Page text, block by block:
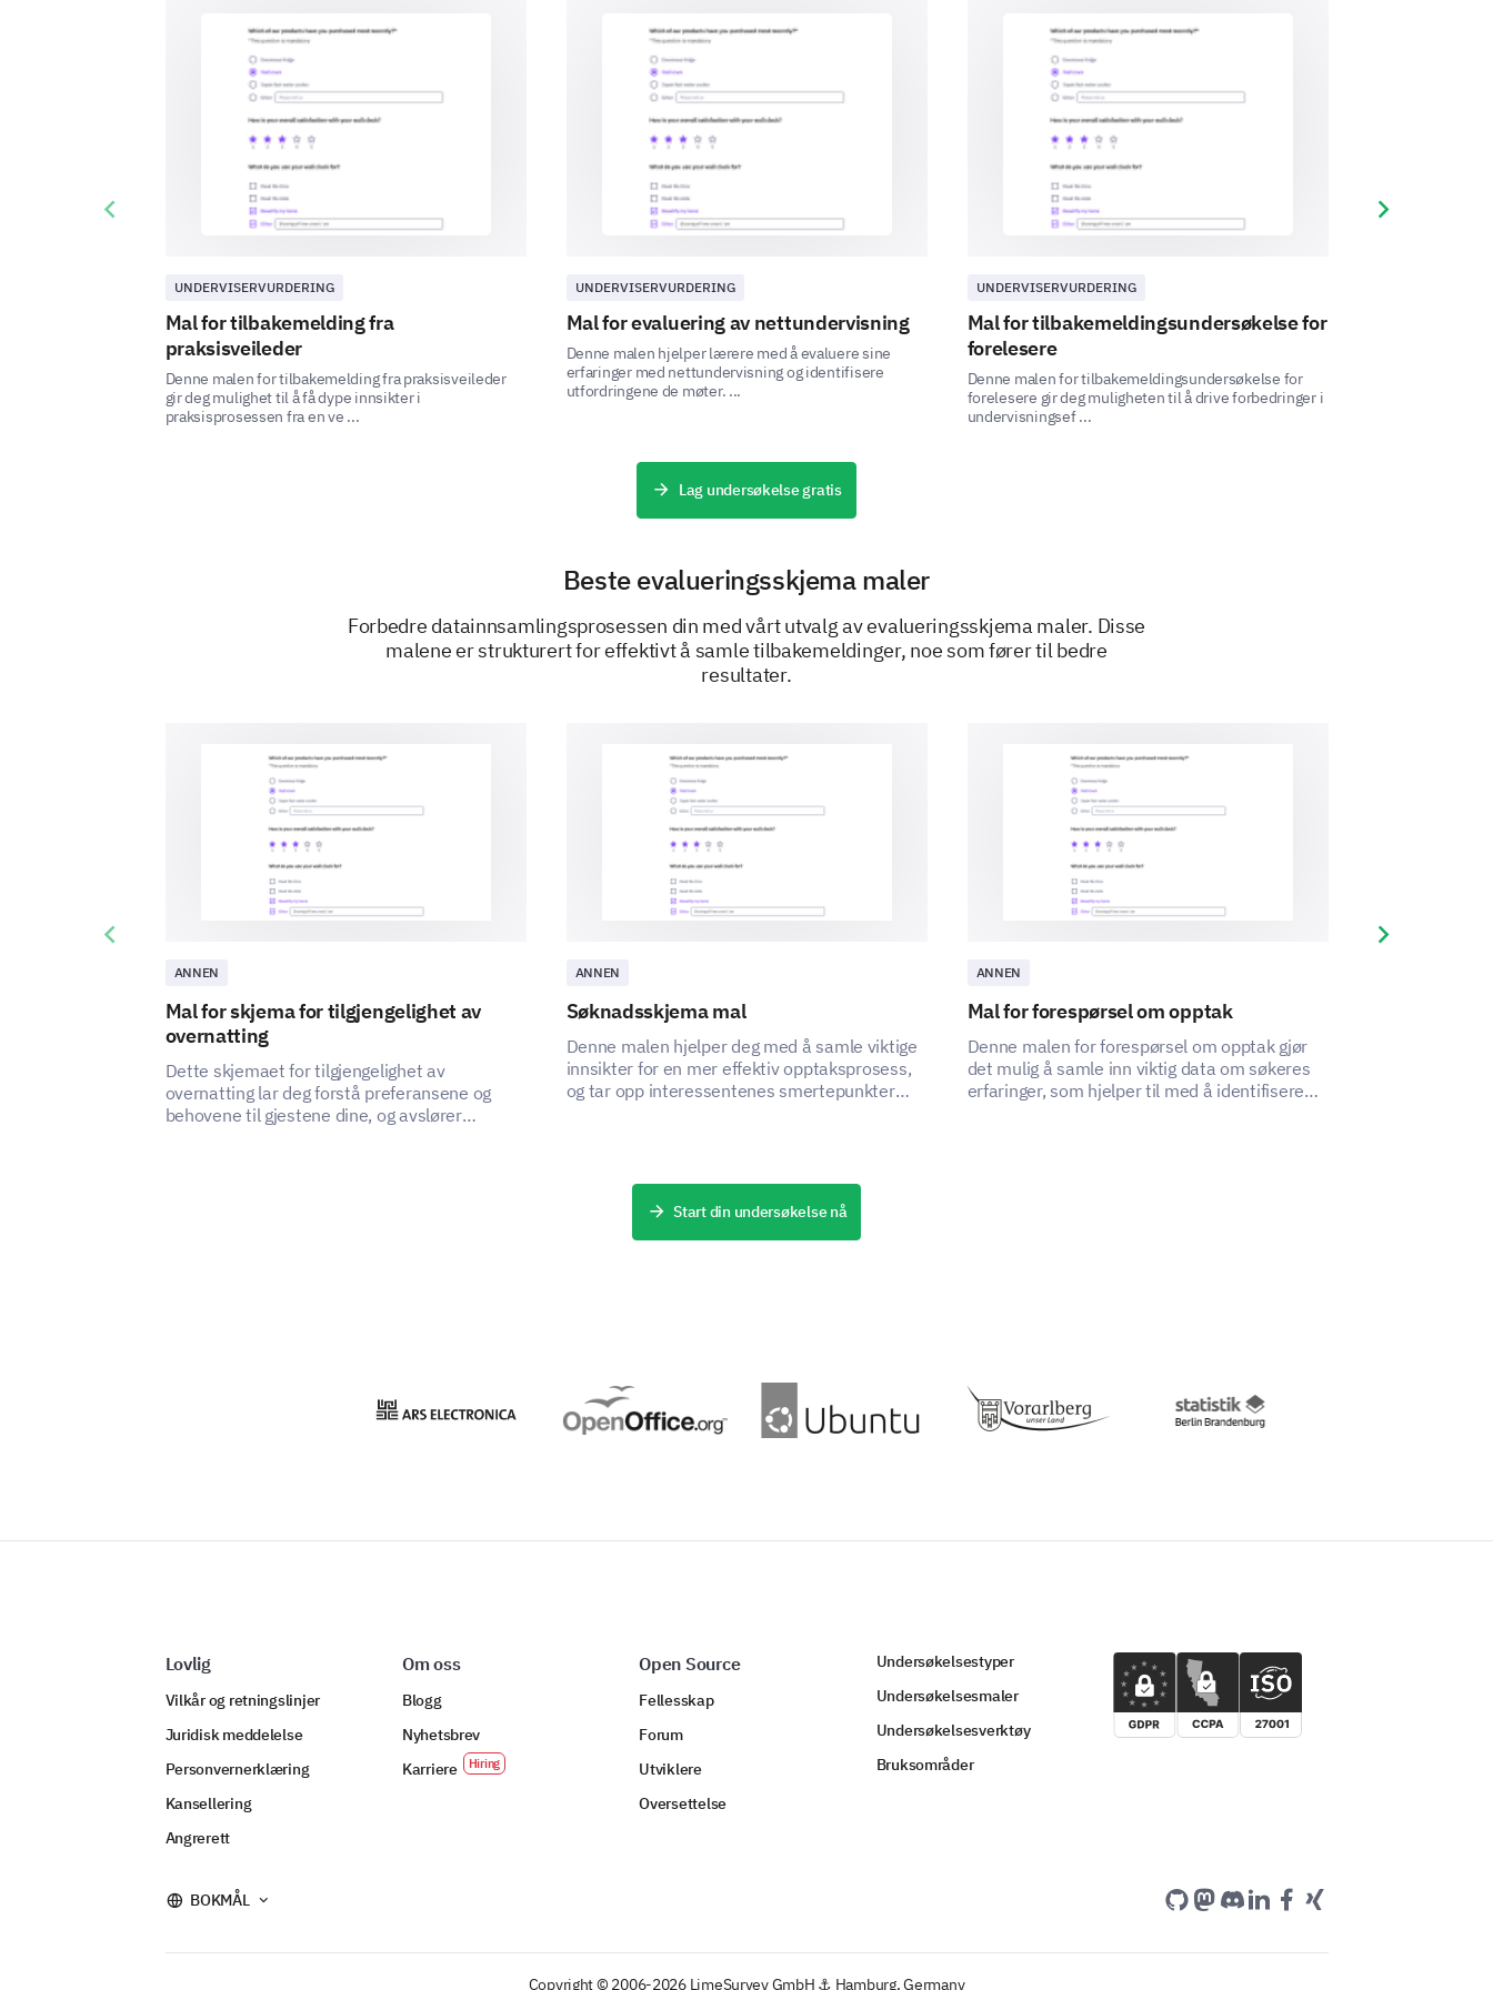
Unclear
We're interested in your thoughts about website design.
Your feedback will assist us in understanding user opinions on the look and feel of our
Please rate the following elements of our website design.
1- Excellent | Good | Fair | Poor | 5- Very Poor
2 3 4
5
Layout
Imagery
Responsiveness
website.
Finally, some questions about your overall experience.
Your overall impression and experience with our website can give us crucial insights to
make improvements.
How likely are you to recommend our website to others (on a scale of 0-10)?
UNDERVISERVURDERING
Mal for tilbakemelding fra
praksisveileder
Denne malen for tilbakemelding fra praksisveileder
gir deg mulighet til å få dype innsikter i
praksisprosessen fra en ve ...
UNDERVISERVURDERING
Mal for evaluering av nettundervisning
Denne malen hjelper lærere med å evaluere sine
erfaringer med nettundervisning og identifisere
utfordringene de møter. ...
UNDERVISERVURDERING
Mal for tilbakemeldingsundersøkelse for
forelesere
Denne malen for tilbakemeldingsundersøkelse for
forelesere gir deg muligheten til å drive forbedringer i
undervisningsef ...
Previous slide Next slide
Lag undersøkelse gratis
Beste evalueringsskjema maler
Forbedre datainnsamlingsprosessen din med vårt utvalg av evalueringsskjema maler. Disse
malene er strukturert for effektivt å samle tilbakemeldinger, noe som fører til bedre
resultater.
ANNEN
Mal for skjema for tilgjengelighet av
overnatting
Dette skjemaet for tilgjengelighet av
overnatting lar deg forstå preferansene og
behovene til gjestene dine, og avslører
ANNEN
Søknadsskjema mal
Denne malen hjelper deg med å samle viktige
innsikter for en mer effektiv opptaksprosess,
og tar opp interessentenes smertepunkter
ANNEN
Mal for forespørsel om opptak
Denne malen for forespørsel om opptak gjør
det mulig å samle inn viktig data om søkeres
erfaringer, som hjelper til med å identifisere
Previous slide Next slide
Start din undersøkelse nå
Lovlig
Vilkår og retningslinjer
Juridisk meddelelse
Personvernerklæring
Kansellering
Angrerett
Om oss
Blogg
Nyhetsbrev
Karriere
Open Source
Fellesskap
Forum
Utviklere
Oversettelse
Undersøkelsestyper
Undersøkelsesmaler
Undersøkelsesverktøy
Bruksområder
BOKMÅL
Copyright © 2006-2026 LimeSurvey GmbH ⚓ Hamburg, Germany